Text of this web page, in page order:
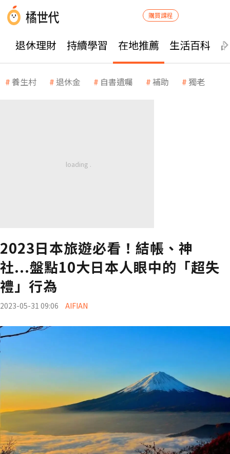
購買課程
退休理財 持續學習 在地推薦 生活百科
養生村 退休金 自書遺囑 補助 獨老
2023日本旅遊必看！結帳、神
社...盤點10大日本人眼中的「超失
禮」行為
2023-05-31 09:06 AIFIAN